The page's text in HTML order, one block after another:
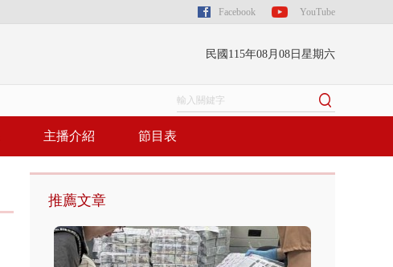
Facebook YouTube
民國115年08月08日星期六
主播介紹 節目表
推薦文章